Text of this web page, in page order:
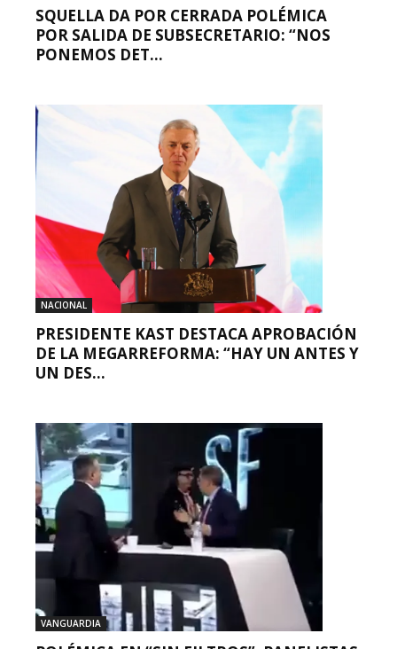
SQUELLA DA POR CERRADA POLÉMICA
POR SALIDA DE SUBSECRETARIO: “NOS
PONEMOS DET...
NACIONAL
PRESIDENTE KAST DESTACA APROBACIÓN
DE LA MEGARREFORMA: “HAY UN ANTES Y
UN DES...
VANGUARDIA